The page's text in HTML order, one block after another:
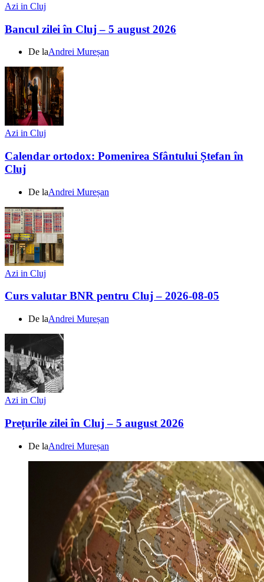
Azi in Cluj
Bancul zilei în Cluj – 5 august 2026
De laAndrei Mureșan
Azi in Cluj
Calendar ortodox: Pomenirea Sfântului Ștefan în
Cluj
De laAndrei Mureșan
Azi in Cluj
Curs valutar BNR pentru Cluj – 2026-08-05
De laAndrei Mureșan
Azi in Cluj
Prețurile zilei în Cluj – 5 august 2026
De laAndrei Mureșan